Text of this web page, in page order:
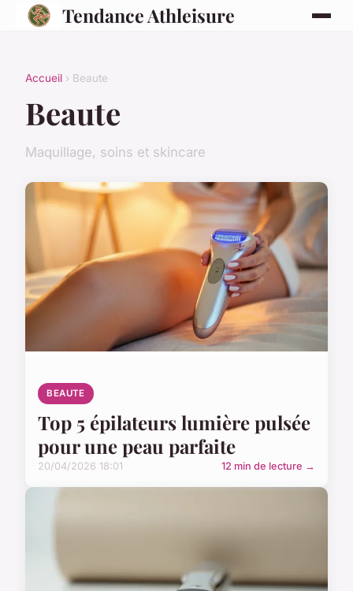
Tendance Athleisure
Accueil › Beaute
Beaute
Maquillage, soins et skincare
BEAUTE
Top 5 épilateurs lumière pulsée
pour une peau parfaite
20/04/2026 18:01 12 min de lecture →